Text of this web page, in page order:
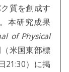
質を創成す
本研究成果
of Physical
米国東部標
21:30）に掲